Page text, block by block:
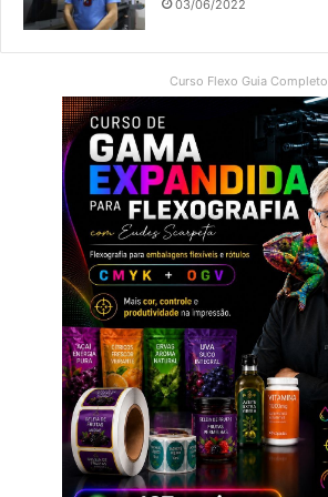
03/06/2022
Curso Flexo Guia Completo